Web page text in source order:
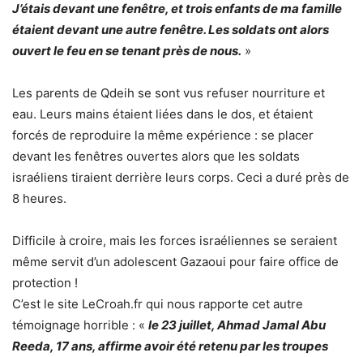
J’étais devant une fenêtre, et trois enfants de ma famille
étaient devant une autre fenêtre. Les soldats ont alors
ouvert le feu en se tenant près de nous. »
Les parents de Qdeih se sont vus refuser nourriture et
eau. Leurs mains étaient liées dans le dos, et étaient
forcés de reproduire la même expérience : se placer
devant les fenêtres ouvertes alors que les soldats
israéliens tiraient derrière leurs corps. Ceci a duré près de
8 heures.
Difficile à croire, mais les forces israéliennes se seraient
même servit d’un adolescent Gazaoui pour faire office de
protection !
C’est le site LeCroah.fr qui nous rapporte cet autre
témoignage horrible : « le 23 juillet, Ahmad Jamal Abu
Reeda, 17 ans, affirme avoir été retenu par les troupes